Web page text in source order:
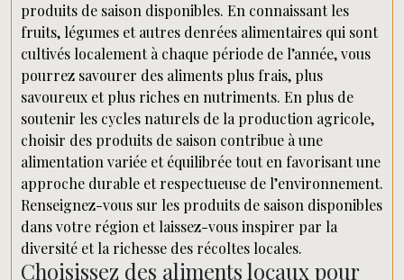
produits de saison disponibles. En connaissant les
fruits, légumes et autres denrées alimentaires qui sont
cultivés localement à chaque période de l’année, vous
pourrez savourer des aliments plus frais, plus
savoureux et plus riches en nutriments. En plus de
soutenir les cycles naturels de la production agricole,
choisir des produits de saison contribue à une
alimentation variée et équilibrée tout en favorisant une
approche durable et respectueuse de l’environnement.
Renseignez-vous sur les produits de saison disponibles
dans votre région et laissez-vous inspirer par la
diversité et la richesse des récoltes locales.
Choisissez des aliments locaux pour